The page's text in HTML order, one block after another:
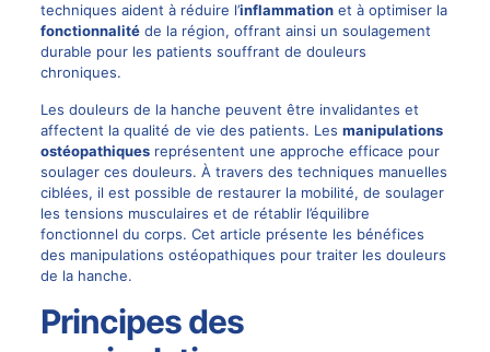
techniques aident à réduire l’inflammationet à optimiser la
fonctionnalitéde la région, offrant ainsi un soulagement
durable pour les patients souffrant de douleurs
chroniques.
Les douleurs de la hanche peuvent être invalidantes et
affectent la qualité de vie des patients. Les manipulations
ostéopathiquesreprésentent une approche efficace pour
soulager ces douleurs. À travers des techniques manuelles
ciblées, il est possible de restaurer la mobilité, de soulager
les tensions musculaires et de rétablir l’équilibre
fonctionnel du corps. Cet article présente les bénéfices
des manipulations ostéopathiques pour traiter les douleurs
de la hanche.
Principes des